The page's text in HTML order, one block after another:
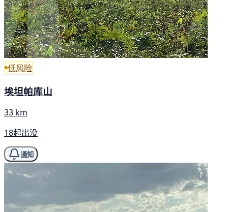
低风险
埃坦帕库山
33 km
18起出没
通知